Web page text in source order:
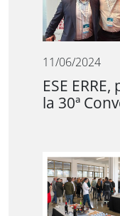
11/06/2024
ESE
la 30ª